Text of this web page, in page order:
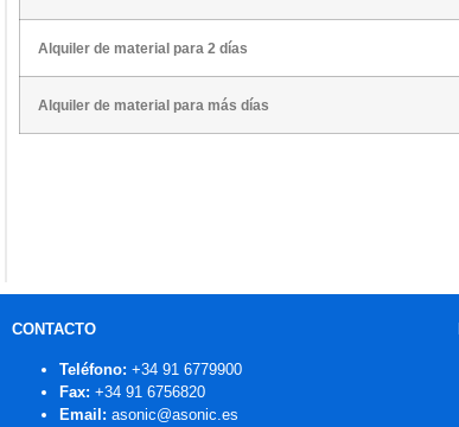
Alquiler de material para 2 días
Alquiler de material para más días
CONTACTO
Teléfono: +34 91 6779900
Fax: +34 91 6756820
Email: asonic@asonic.es